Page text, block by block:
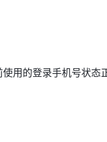
用的登录手机号状态